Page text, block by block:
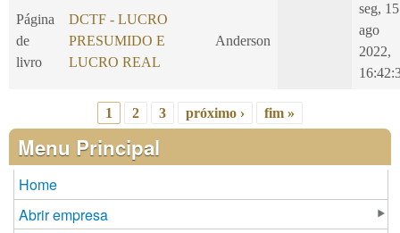
Página
de
livro
DCTF - LUCRO
PRESUMIDO E
LUCRO REAL
Anderson
seg, 15
ago
2022,
Páginas
1 2 3 próximo › fim »
Menu Principal
Home
Abrir empresa